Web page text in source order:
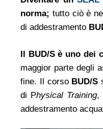
norma; tutto ciò è
di addestramento
Il BUD/S è uno dei
maggior parte degli
fine. Il corso BUD/S
di Physical Training,
addestramento